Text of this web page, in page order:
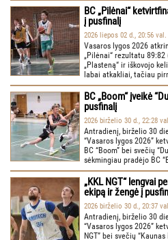
BC „Pilėnai“
į pusfinalį
2026 liepos 02 d., 20:56 val.
Vasaros lygos 2026
„Pilėnai“ rezultatu 89:82
„Plasteną“ ir iškovojo
labai atkakliai, tačiau
BC „Boom“ įveikė
pusfinalį
2026 birželio 30 d., 22:28
Antradienį, birželio 30
“Vasaros lygos 2026”
BC “Boom” bei svečių
sėkmingiau pradėjo BC
„KKL NGT“ lengvai
ekipą ir žengė į
2026 birželio 30 d., 20:37
Antradienį, birželio 30
“Vasaros lygos 2026”
NGT” bei svečių